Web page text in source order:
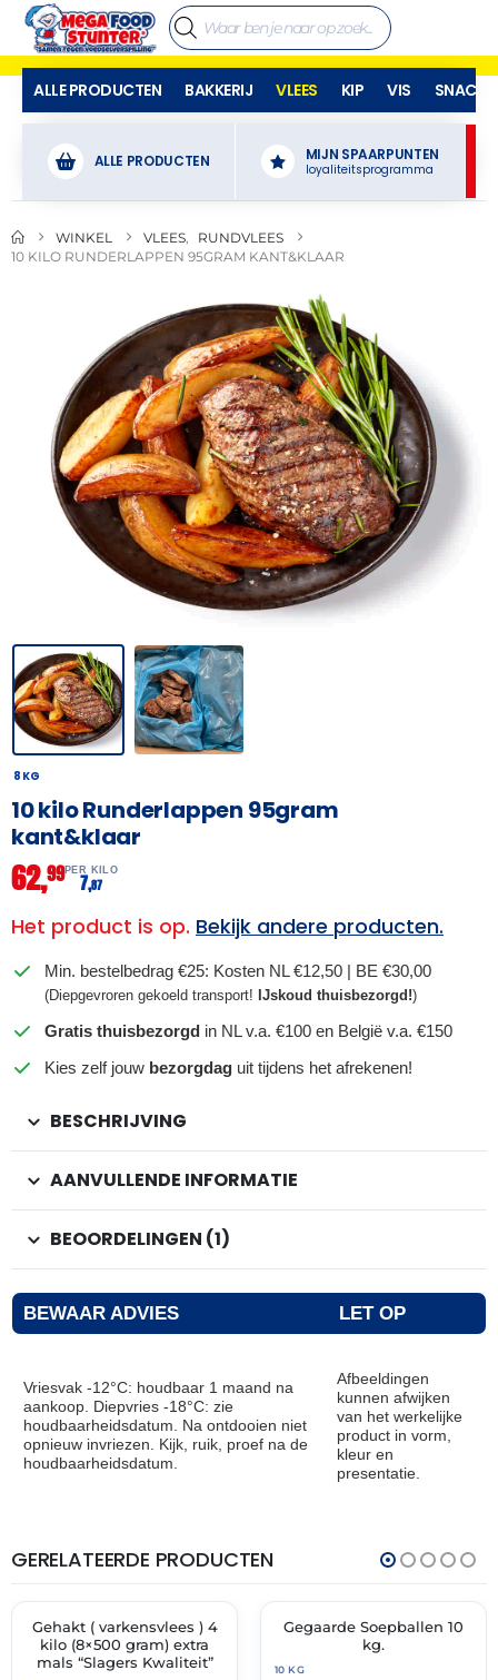
ALLE PRODUCTEN BAKKERIJ VLEES KIP VIS SNACKS
ALLE PRODUCTEN MIJN SPAARPUNTEN
loyaliteitsprogramma
WINKEL VLEES
RUNDVLEES
10 KILO RUNDERLAPPEN 95GRAM KANT&KLAAR
8 KG
10 kilo Runderlappen 95gram
kant&klaar
62,99PER KILO
7,87
Het product is op. Bekijk andere producten.
Min. bestelbedrag €25: Kosten NL €12,50 | BE €30,00
(Diepgevroren gekoeld transport! IJskoud thuisbezorgd!)
Gratis thuisbezorgd in NL v.a. €100 en België v.a. €150
Kies zelf jouw bezorgdag uit tijdens het afrekenen!
BESCHRIJVING
AANVULLENDE INFORMATIE
BEOORDELINGEN (1)
BEWAAR ADVIES LET OP
Vriesvak -12°C: houdbaar 1 maand na
aankoop. Diepvries -18°C: zie
houdbaarheidsdatum. Na ontdooien niet
opnieuw invriezen. Kijk, ruik, proef na de
houdbaarheidsdatum.
Afbeeldingen
kunnen afwijken
van het werkelijke
product in vorm,
kleur en
presentatie.
GERELATEERDE PRODUCTEN
✓ VAST ASSORTIMENT
THT:
13-
Gehakt ( varkensvlees ) 4
kilo (8×500 gram) extra
mals “Slagers Kwaliteit”
🔥 OP=OP
Gegaarde Soepballen 10
kg.
10 KG